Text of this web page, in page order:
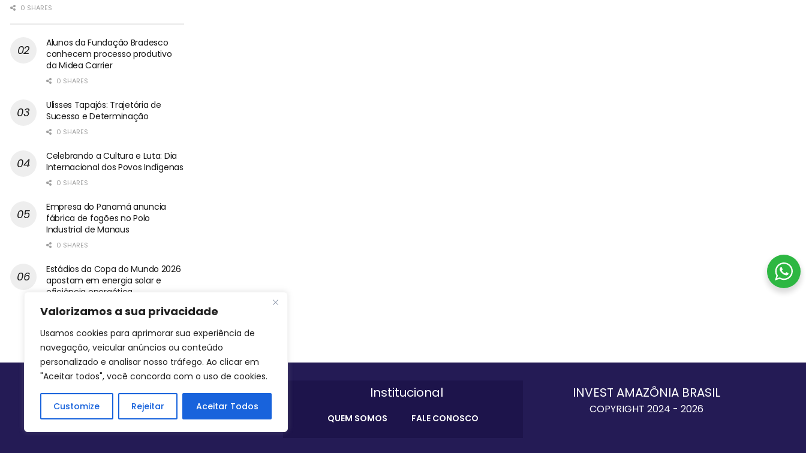
Valorizamos a sua privacidade
Usamos cookies para aprimorar sua experiência de
navegação, veicular anúncios ou conteúdo
personalizado e analisar nosso tráfego. Ao clicar em
"Aceitar todos", você concorda com o uso de cookies.
Customize Rejeitar Aceitar Todos
0 SHARES
Alunos da Fundação Bradesco
conhecem processo produtivo
da Midea Carrier
0 SHARES
Ulisses Tapajós: Trajetória de
Sucesso e Determinação
0 SHARES
Celebrando a Cultura e Luta: Dia
Internacional dos Povos Indígenas
0 SHARES
Empresa do Panamá anuncia
fábrica de fogões no Polo
Industrial de Manaus
0 SHARES
Estádios da Copa do Mundo 2026
apostam em energia solar e
eficiência energética
0 SHARES
Siga-nos Institucional
QUEM SOMOS FALE CONOSCO
INVEST AMAZÔNIA BRASIL
COPYRIGHT 2024 - 2026